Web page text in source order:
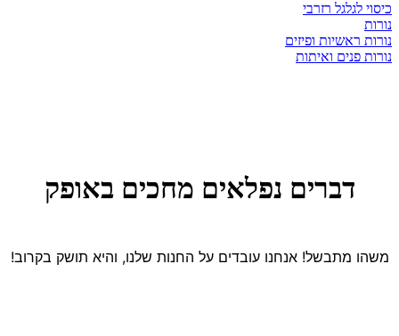
כיסוי לגלגל רזרבי
נורות
נורות ראשיות ופיזים
נורות פנים ואיתות
דברים נפלאים מחכים באופק
משהו מתבשל! אנחנו עובדים על החנות שלנו, והיא תושק בקרוב!